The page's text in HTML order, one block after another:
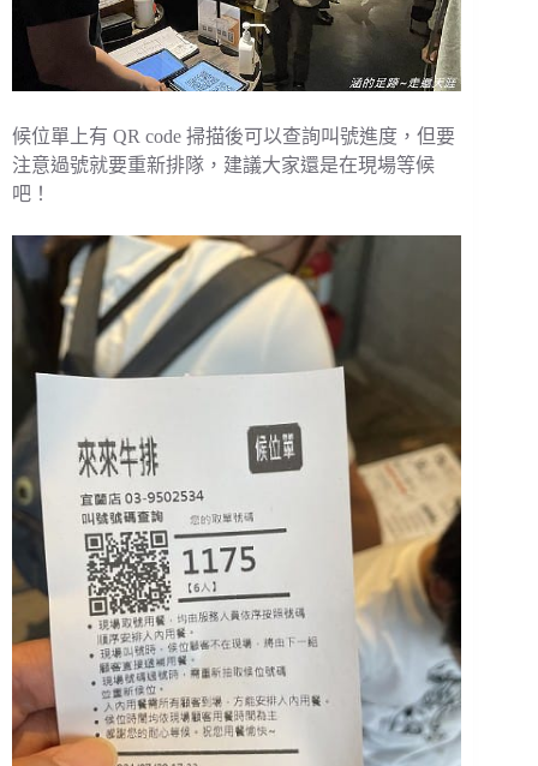
候位單上有 QR code 掃描後可以查詢叫號進度，但要
注意過號就要重新排隊，建議大家還是在現場等候
吧！